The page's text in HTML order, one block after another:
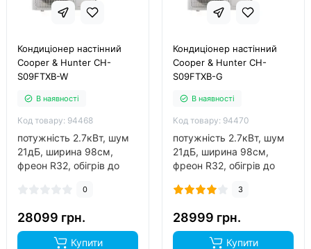
Кондиціонер настінний
Cooper & Hunter CH-
S09FTXB-W
В наявності
Код товару: 94468
потужність 2.7кВт, шум
21дБ, ширина 98см,
фреон R32, обігрів до
0
28099 грн.
Купити
Кондиціонер настінний
Cooper & Hunter CH-
S09FTXB-G
В наявності
Код товару: 94470
потужність 2.7кВт, шум
21дБ, ширина 98см,
фреон R32, обігрів до
3
28999 грн.
Купити